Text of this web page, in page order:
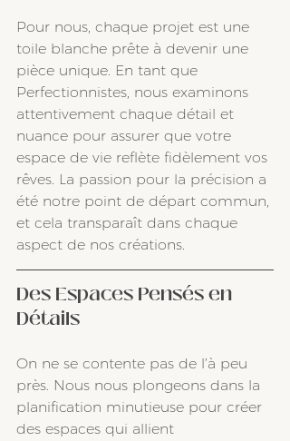
Pour nous, chaque projet est une
toile blanche prête à devenir une
pièce unique. En tant que
Perfectionnistes, nous examinons
attentivement chaque détail et
nuance pour assurer que votre
espace de vie reflète fidèlement vos
rêves. La passion pour la précision a
été notre point de départ commun,
et cela transparaît dans chaque
aspect de nos créations.
Des Espaces Pensés en
Détails
On ne se contente pas de l’à peu
près. Nous nous plongeons dans la
planification minutieuse pour créer
des espaces qui allient